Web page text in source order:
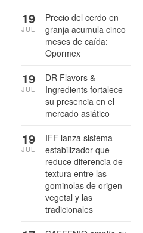
Precio del cerdo en
granja acumula cinco
meses de caída:
Opormex
19
JUL
DR Flavors &
Ingredients fortalece
su presencia en el
mercado asiático
19
JUL
IFF lanza sistema
estabilizador que
reduce diferencia de
textura entre las
gominolas de origen
vegetal y las
tradicionales
19
JUL